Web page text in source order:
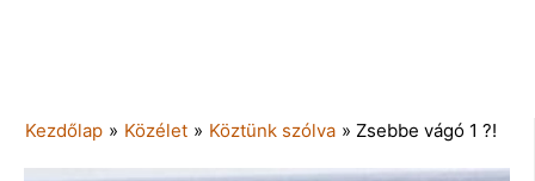
Kezdőlap » Közélet » Köztünk szólva » Zsebbe vágó 1 ?!